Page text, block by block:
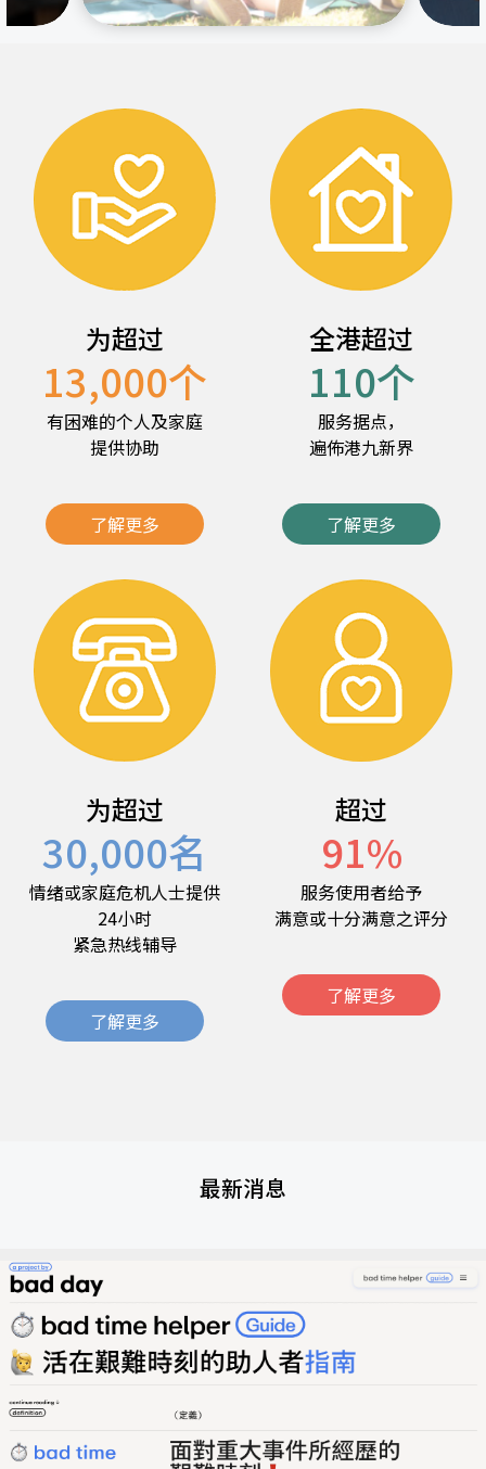
为超过
13,000个
有困难的个人及家庭
提供协助
了解更多
全港超过
110个
服务据点，
遍佈港九新界
了解更多
为超过
30,000名
情绪或家庭危机人士提供
24小时
紧急热线辅导
了解更多
超过
91%
服务使用者给予
满意或十分满意之评分
了解更多
最新消息